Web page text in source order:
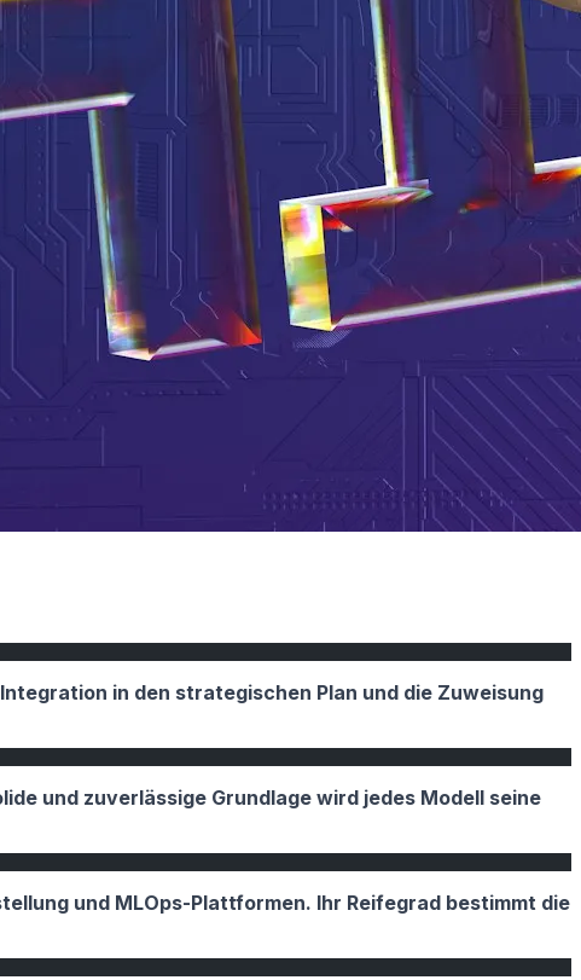
in den strategischen Plan und die Zuweisung
und zuverlässige Grundlage wird jedes Modell seine
und MLOps-Plattformen. Ihr Reifegrad bestimmt die